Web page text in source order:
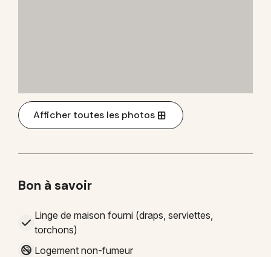
Afficher toutes les photos
Bon à savoir
Linge de maison fourni (draps, serviettes,
torchons)
Logement non-fumeur